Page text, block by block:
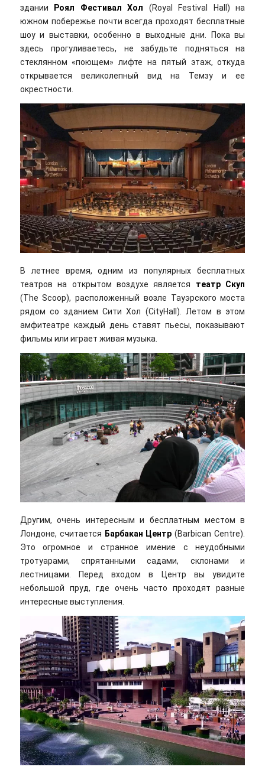
здании
Роял Фестивал Хол (Royal Festival Hall) на
южном побережье почти всегда проходят бесплатные
шоу и выставки, особенно в выходные дни. Пока вы
здесь прогуливаетесь, не забудьте подняться на
стеклянном «поющем» лифте на пятый этаж, откуда
открывается великолепный вид на Темзу и ее
окрестности.
В летнее время, одним из популярных бесплатных
театров на открытом воздухе является театр Скуп
(The Scoop), расположенный возле Тауэрского моста
рядом со зданием Сити Хол (CityHall). Летом в этом
амфитеатре каждый день ставят пьесы, показывают
фильмы или играет живая музыка.
Другим, очень интересным и бесплатным местом в
Лондоне, считается Барбакан Центр (Barbican Centre).
Это огромное и странное имение с неудобными
тротуарами, спрятанными садами, склонами и
лестницами. Перед входом в Центр вы увидите
небольшой пруд, где очень часто проходят разные
интересные выступления.